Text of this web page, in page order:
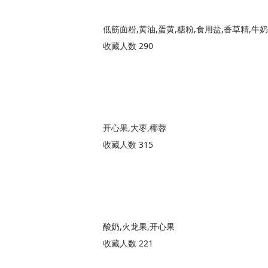
低筋面粉,黄油,蛋黄,糖粉,食用盐,香草精,牛
收藏人数 290
开心果,大枣,椰蓉
收藏人数 315
酸奶,火龙果,开心果
收藏人数 221